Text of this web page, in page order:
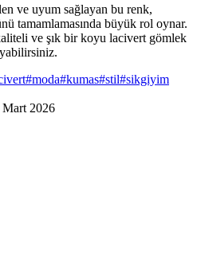
ve uyum sağlayan bu renk,
tamamlamasında büyük rol oynar.
ve şık bir koyu lacivert gömlek
#moda#kumas#stil#sikgiyim
Mart 2026